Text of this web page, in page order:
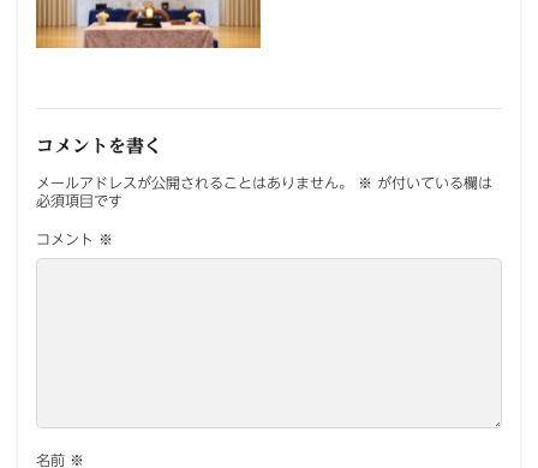
コメントを書く
メールアドレスが公開されることはありません。 ※ が付いている欄は
必須項目です
コメント ※
名前 ※